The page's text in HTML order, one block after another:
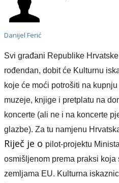
Danijel Ferić
Svi građani Republike
rođendan, dobit će Kulturnu
kojeće moći potrošiti na
muzeje, knjigei pretplatu na
koncerte (ali ne i na koncerte
glazbe). Za tu namjenu
Riječ je o pilot-projektu
osmišljenom prema praksi koja
zemljama EU. Kulturna